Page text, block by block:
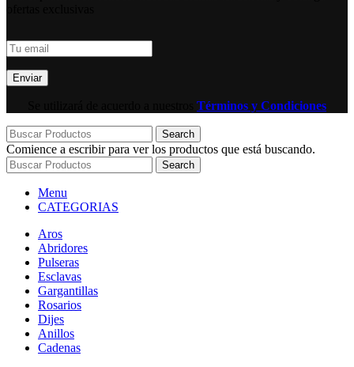
Términos y Condiciones
Search
Comience a escribir para ver los productos que está buscando.
Search
Menu
CATEGORIAS
Aros
Abridores
Pulseras
Esclavas
Gargantillas
Rosarios
Dijes
Anillos
Cadenas